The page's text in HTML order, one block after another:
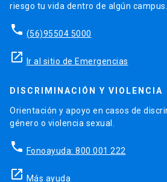
riesgo tu vida dentro de algún campus.
phone (56)95504 5000
launch Ir al sitio de Emergencias
DISCRIMINACIÓN Y VIOLENCIA
Orientación y apoyo en casos de
género o violencia sexual.
phone Fonoayuda: 800 001 222
launch Más ayuda